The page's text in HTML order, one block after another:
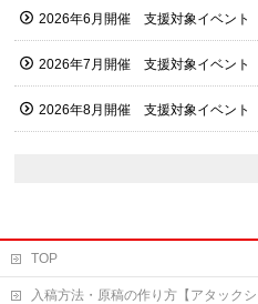
2026年6月開催 支援対象イベント
2026年7月開催 支援対象イベント
2026年8月開催 支援対象イベント
TOP
入稿方法・原稿の作り方【アタック